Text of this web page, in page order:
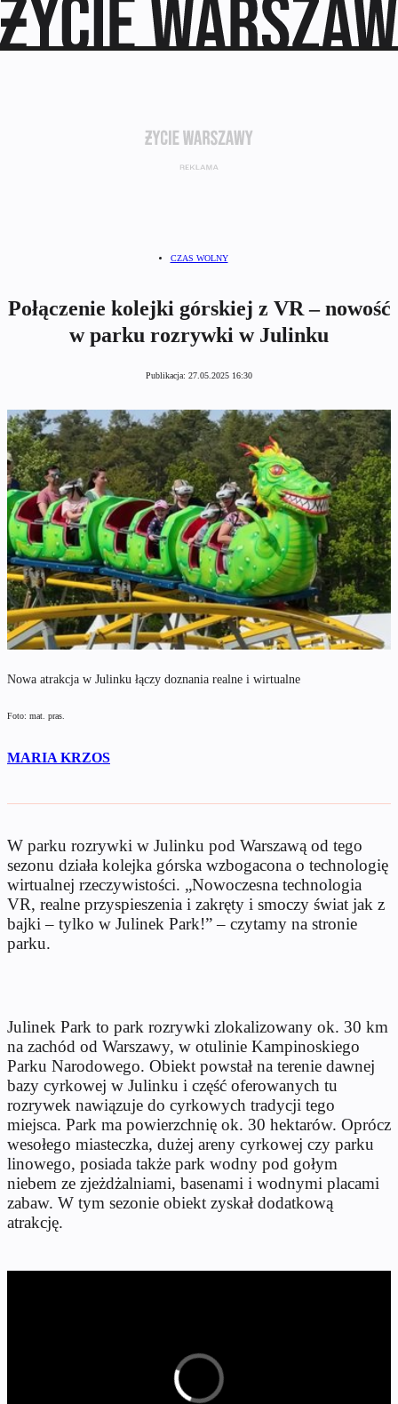
CZAS WOLNY
Połączenie kolejki górskiej z VR – nowość
w parku rozrywki w Julinku
Publikacja: 27.05.2025 16:30
Nowa atrakcja w Julinku łączy doznania realne i wirtualne
Foto: mat. pras.
MARIA KRZOS
W parku rozrywki w Julinku pod Warszawą od tego
sezonu działa kolejka górska wzbogacona o technologię
wirtualnej rzeczywistości. „Nowoczesna technologia
VR, realne przyspieszenia i zakręty i smoczy świat jak z
bajki – tylko w Julinek Park!” – czytamy na stronie
parku.
Julinek Park to park rozrywki zlokalizowany ok. 30 km
na zachód od Warszawy, w otulinie Kampinoskiego
Parku Narodowego. Obiekt powstał na terenie dawnej
bazy cyrkowej w Julinku i część oferowanych tu
rozrywek nawiązuje do cyrkowych tradycji tego
miejsca. Park ma powierzchnię ok. 30 hektarów. Oprócz
wesołego miasteczka, dużej areny cyrkowej czy parku
linowego, posiada także park wodny pod gołym
niebem ze zjeżdżalniami, basenami i wodnymi placami
zabaw. W tym sezonie obiekt zyskał dodatkową
atrakcję.